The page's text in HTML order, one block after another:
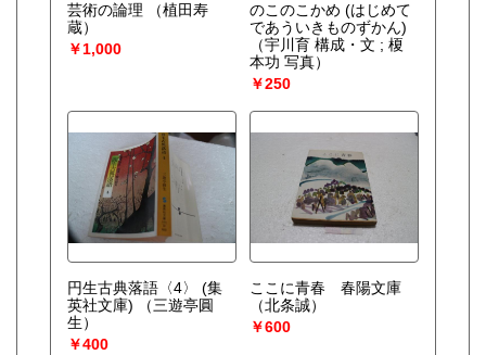
書籍の買取について
総記、哲学宗教、歴史、社会科学、自然科学、美術工芸、国
語国文、外国文学、古典籍、近代文献、趣味、外国書、サブ
カルチャー、古書一般（その他）
芸術の論理
（植田寿
蔵）
￥1,000
のこのこかめ (はじめて
であういきものずかん)
（宇川育 構成・文 ; 榎
本功 写真）
￥250
円生古典落語〈4〉 (集
英社文庫)
（三遊亭圓
生）
￥400
ここに青春 春陽文庫
（北条誠）
￥600